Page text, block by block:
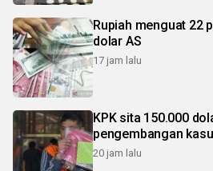
Rupiah menguat 22
dolar AS
17 jam lalu
KPK sita 150.000
pengembangan
20 jam lalu